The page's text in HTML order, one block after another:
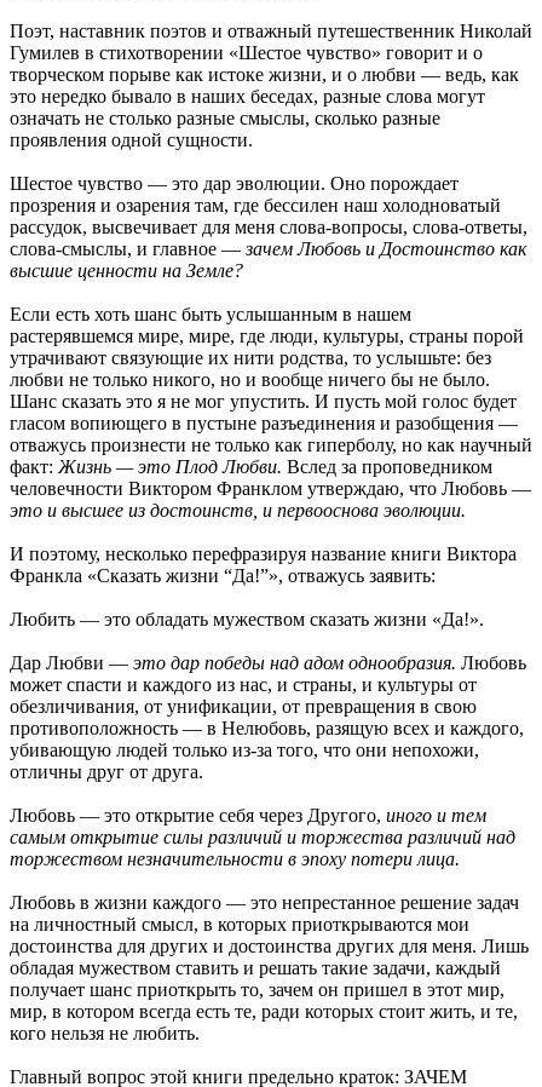
Поэт, наставник поэтов и отважный путешественник Николай
Гумилев в стихотворении «Шестое чувство» говорит и о
творческом порыве как истоке жизни, и о любви — ведь, как
это нередко бывало в наших беседах, разные слова могут
означать не столько разные смыслы, сколько разные
проявления одной сущности.
Шестое чувство — это дар эволюции. Оно порождает
прозрения и озарения там, где бессилен наш холодноватый
рассудок, высвечивает для меня слова-вопросы, слова-ответы,
слова-смыслы, и главное —зачем Любовь и Достоинство как
высшие ценности на Земле?
Если есть хоть шанс быть услышанным в нашем
растерявшемся мире, мире, где люди, культуры, страны порой
утрачивают связующие их нити родства, то услышьте: без
любви не только никого, но и вообще ничего бы не было.
Шанс сказать это я не мог упустить. И пусть мой голос будет
гласом вопиющего в пустыне разъединения и разобщения —
отважусь произнести не только как гиперболу, но как научный
факт:Жизнь — это Плод Любви. Вслед за проповедником
человечности Виктором Франклом утверждаю, что Любовь —
это и высшее из достоинств, и первооснова эволюции.
И поэтому, несколько перефразируя название книги Виктора
Франкла «Сказать жизни “Да!”», отважусь заявить:
Любить — это обладать мужеством сказать жизни «Да!».
Дар Любви — это дар победы над адом однообразия. Любовь
может спасти и каждого из нас, и страны, и культуры от
обезличивания, от унификации, от превращения в свою
противоположность — в Нелюбовь, разящую всех и каждого,
убивающую людей только из-за того, что они непохожи,
отличны друг от друга.
Любовь — это открытие себя через Другого, иного и тем
самым открытие силы различий и торжества различий над
торжеством незначительности в эпоху потери лица.
Любовь в жизни каждого — это непрестанное решение задач
на личностный смысл, в которых приоткрываются мои
достоинства для других и достоинства других для меня. Лишь
обладая мужеством ставить и решать такие задачи, каждый
получает шанс приоткрыть то, зачем он пришел в этот мир,
мир, в котором всегда есть те, ради которых стоит жить, и те,
кого нельзя не любить.
Главный вопрос этой книги предельно краток: ЗАЧЕМ